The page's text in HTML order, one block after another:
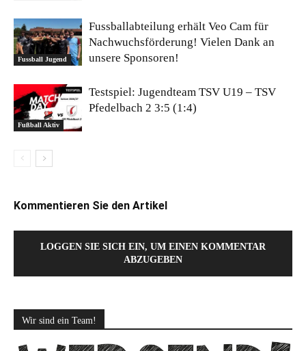
Fussball Jugend
Fussballabteilung erhält Veo Cam für
Nachwuchsförderung! Vielen Dank an
unsere Sponsoren!
Fußball Aktiv
Testspiel: Jugendteam TSV U19 – TSV
Pfedelbach 2 3:5 (1:4)
Kommentieren Sie den Artikel
LOGGEN SIE SICH EIN, UM EINEN KOMMENTAR
ABZUGEBEN
Wir sind ein Team!